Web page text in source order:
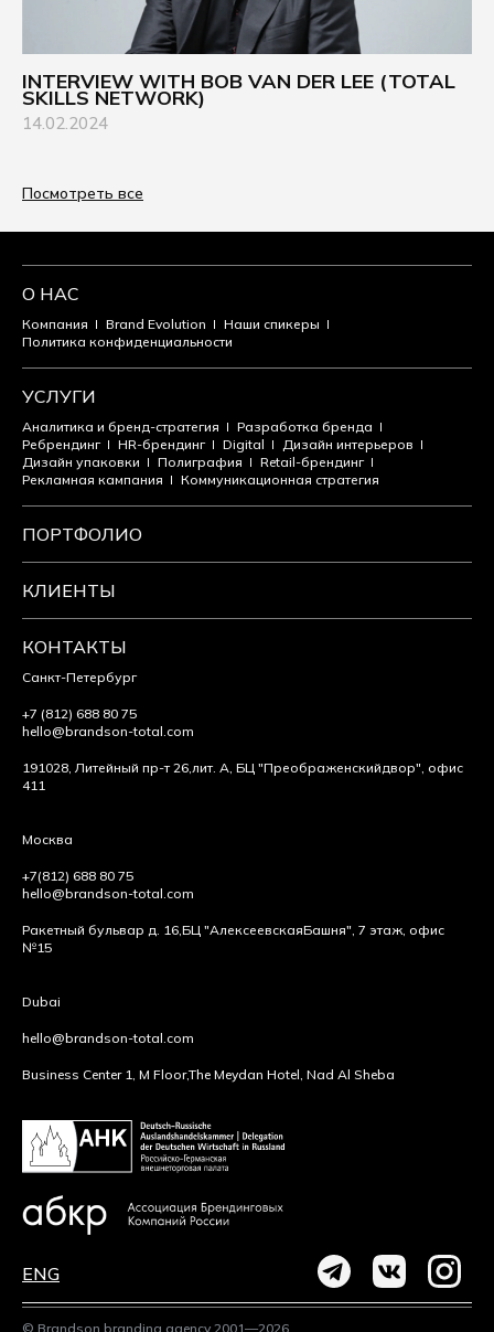
INTERVIEW WITH BOB VAN DER LEE (TOTAL
SKILLS NETWORK)
14.02.2024
Посмотреть все
О НАС
Компания Brand Evolution
Наши спикеры
Политика конфиденциальности
УСЛУГИ
Аналитика и бренд-стратегия
Разработка бренда
Ребрендинг
HR-брендинг Digital
Дизайн интерьеров
Дизайн упаковки
Полиграфия
Retail-брендинг
Рекламная кампания
Коммуникационная стратегия
ПОРТФОЛИО
КЛИЕНТЫ
КОНТАКТЫ
Санкт-Петербург
+7 (812) 688 80 75
hello@brandson-total.com
191028, Литейный пр-т 26,лит. А, БЦ "Преображенскийдвор", офис
411
Москва
+7(812) 688 80 75
hello@brandson-total.com
Ракетный бульвар д. 16,БЦ "АлексеевскаяБашня", 7 этаж, офис
№15
Dubai
hello@brandson-total.com
Business Center 1, M Floor,The Meydan Hotel, Nad Al Sheba
ENG
© Brandson branding agency 2001—2026